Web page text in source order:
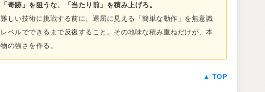
「奇跡」を狙うな、「当たり前」を積み上げろ。
難しい技術に挑戦する前に、退屈に見える「簡単な動作」を無意識
レベルでできるまで反復すること。その地味な積み重ねだけが、本
物の強さを作る。
▲ TOP